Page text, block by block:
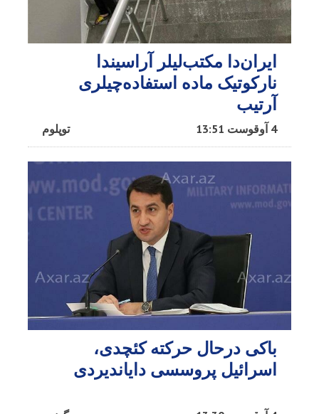
ایران‌دا مکتب‌لیلر آراسیندا
نارکوتیک ماده استفاده‌چیلری
آرتیب
توپلوم 4 آوقوست 13:51
باکی درحال حرکته کئچدی،
اسرائیل پروسسی دایاندیردی